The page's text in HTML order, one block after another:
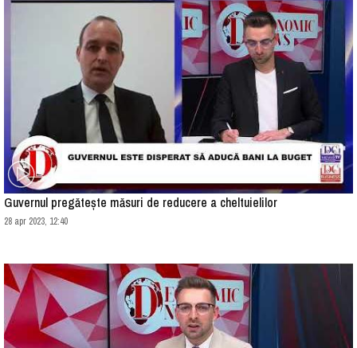
Guvernul pregătește măsuri de reducere a cheltuielilor
28 apr 2023, 12:40